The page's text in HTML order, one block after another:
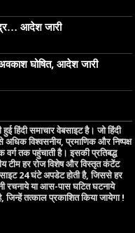
आदेश जारी
घोषित, आदेश जारी
हिंदी समाचार वेबसाइट है। जो हिंदी
अधिक विश्वसनीय, प्रमाणिक और निष्पक्ष
वर्ग तक पहुंचाती है। इसकी प्रतिबद्ध
टीम हर रोज विशेष और विस्तृत कंटेंट
साइट 24 घंटे अपडेट होती है, जिससे हर
रचनाये या आस-पास घटित घटनाये
तत्काल प्रकाशित किया जायेगा !